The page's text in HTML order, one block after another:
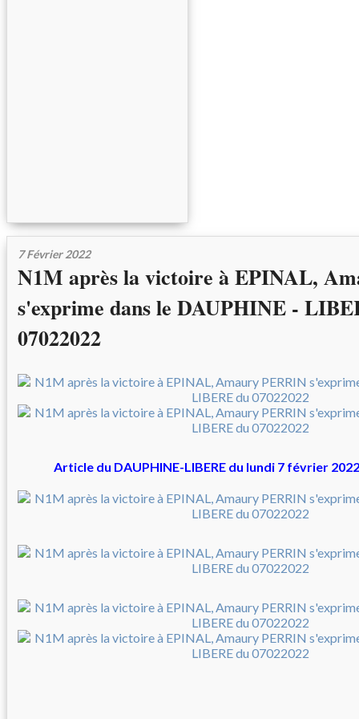
7 Février 2022
N1M après la victoire à EPINAL,
s'exprime dans le DAUPHINE -
07022022
Article du DAUPHINE-LIBERE du lundi 7 février